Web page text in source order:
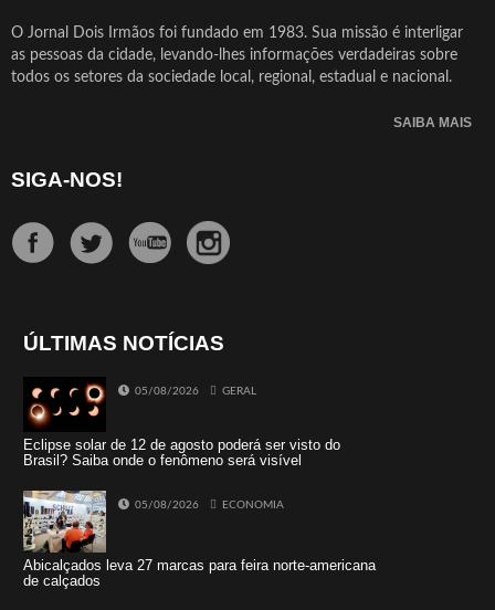
O Jornal Dois Irmãos foi fundado em 1983. Sua missão é interligar
as pessoas da cidade, levando-lhes informações verdadeiras sobre
todos os setores da sociedade local, regional, estadual e nacional.
SAIBA MAIS
SIGA-NOS!
ÚLTIMAS NOTÍCIAS
05/08/2026 GERAL
Eclipse solar de 12 de agosto poderá ser visto do
Brasil? Saiba onde o fenômeno será visível
05/08/2026 ECONOMIA
Abicalçados leva 27 marcas para feira norte-americana
de calçados